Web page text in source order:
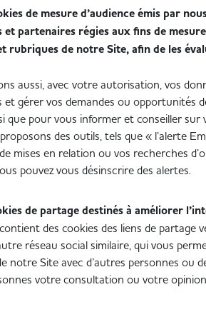
de mesure d’audience émis par
et partenaires régies aux fins de
rubriques de notre Site, afin de les
aussi, avec votre autorisation, vos
et gérer vos demandes ou opportunités
que pour vous informer et conseiller sur
des outils, tels que « l’alerte
mises en relation ou vos recherches
pouvez vous désinscrire des alertes.
de partage destinés à améliorer
des cookies des liens de partage
réseau social similaire, qui vous
notre Site avec d’autres personnes ou
votre consultation ou votre